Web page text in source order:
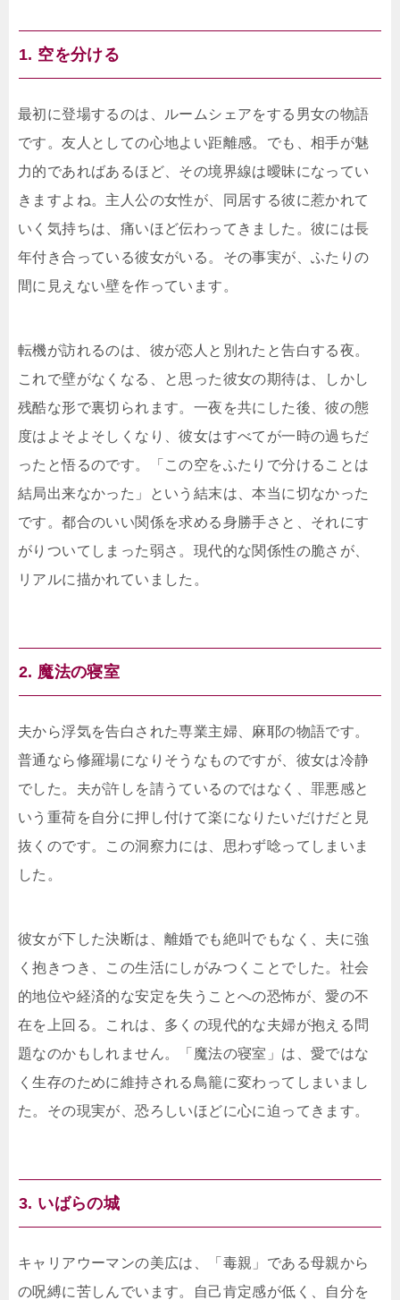
1. 空を分ける
最初に登場するのは、ルームシェアをする男女の物語
です。友人としての心地よい距離感。でも、相手が魅
力的であればあるほど、その境界線は曖昧になってい
きますよね。主人公の女性が、同居する彼に惹かれて
いく気持ちは、痛いほど伝わってきました。彼には長
年付き合っている彼女がいる。その事実が、ふたりの
間に見えない壁を作っています。
転機が訪れるのは、彼が恋人と別れたと告白する夜。
これで壁がなくなる、と思った彼女の期待は、しかし
残酷な形で裏切られます。一夜を共にした後、彼の態
度はよそよそしくなり、彼女はすべてが一時の過ちだ
ったと悟るのです。「この空をふたりで分けることは
結局出来なかった」という結末は、本当に切なかった
です。都合のいい関係を求める身勝手さと、それにす
がりついてしまった弱さ。現代的な関係性の脆さが、
リアルに描かれていました。
2. 魔法の寝室
夫から浮気を告白された専業主婦、麻耶の物語です。
普通なら修羅場になりそうなものですが、彼女は冷静
でした。夫が許しを請うているのではなく、罪悪感と
いう重荷を自分に押し付けて楽になりたいだけだと見
抜くのです。この洞察力には、思わず唸ってしまいま
した。
彼女が下した決断は、離婚でも絶叫でもなく、夫に強
く抱きつき、この生活にしがみつくことでした。社会
的地位や経済的な安定を失うことへの恐怖が、愛の不
在を上回る。これは、多くの現代的な夫婦が抱える問
題なのかもしれません。「魔法の寝室」は、愛ではな
く生存のために維持される鳥籠に変わってしまいまし
た。その現実が、恐ろしいほどに心に迫ってきます。
3. いばらの城
キャリアウーマンの美広は、「毒親」である母親から
の呪縛に苦しんでいます。自己肯定感が低く、自分を